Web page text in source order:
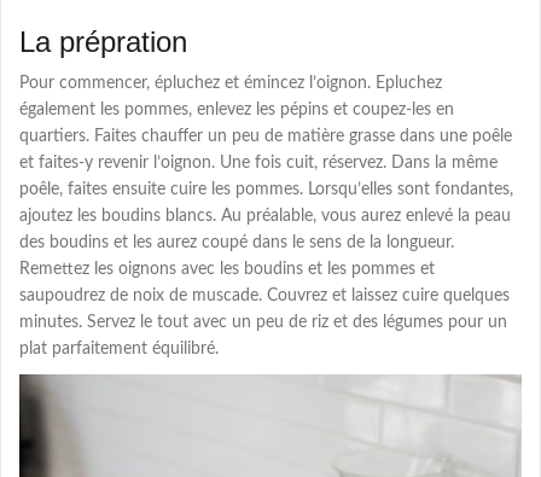
La prépration
Pour commencer, épluchez et émincez l’oignon. Epluchez
également les pommes, enlevez les pépins et coupez-les en
quartiers. Faites chauffer un peu de matière grasse dans une poêle
et faites-y revenir l’oignon. Une fois cuit, réservez. Dans la même
poêle, faites ensuite cuire les pommes. Lorsqu’elles sont fondantes,
ajoutez les boudins blancs. Au préalable, vous aurez enlevé la peau
des boudins et les aurez coupé dans le sens de la longueur.
Remettez les oignons avec les boudins et les pommes et
saupoudrez de noix de muscade. Couvrez et laissez cuire quelques
minutes. Servez le tout avec un peu de riz et des légumes pour un
plat parfaitement équilibré.